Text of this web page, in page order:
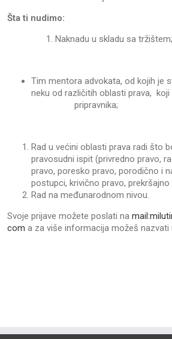
Šta ti nudimo:
Naknadu u skladu sa tržištem;
Tim mentora advokata, od kojih je
neku od različitih oblasti prava, koji
pripravnika;
Rad u većini oblasti prava radi što
pravosudni ispit (privredno pravo,
pravo, poresko pravo, porodično i
postupci, krivično pravo, prekršajno
Rad na međunarodnom nivou.
Svoje prijave možete poslati na
com a za više informacija možeš nazvati